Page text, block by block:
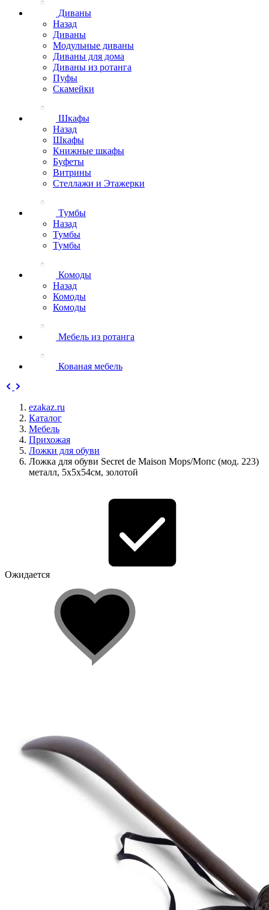
Диваны
Назад
Диваны
Модульные диваны
Диваны для дома
Диваны из ротанга
Пуфы
Скамейки
Шкафы
Назад
Шкафы
Книжные шкафы
Буфеты
Витрины
Стеллажи и Этажерки
Тумбы
Назад
Тумбы
Тумбы
Комоды
Назад
Комоды
Комоды
Мебель из ротанга
Кованая мебель
ezakaz.ru
Каталог
Мебель
Прихожая
Ложки для обуви
Ложка для обуви Secret de Maison Mops/Мопс (мод. 223)
металл, 5х5х54см, золотой
Ожидается